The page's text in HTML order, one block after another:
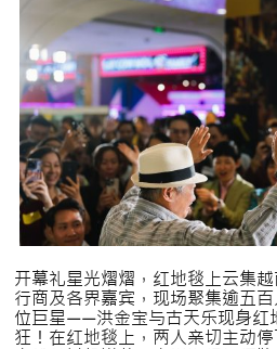
开幕礼星光熠熠，红地毯上云集
行商及各界嘉宾，现场聚集逾五
位巨星——洪金宝与古天乐现身红
狂！在红地毯上，两人亲切主动